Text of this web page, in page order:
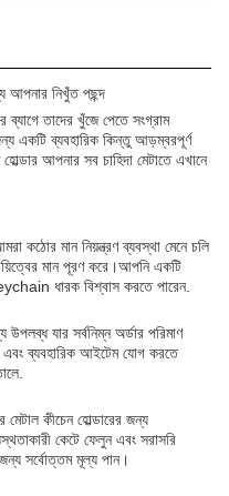
আপনার নিখুঁত পছন্দ
তাদের খুঁজে পেতে সংগ্রাম
একটি ব্যবহারিক কিন্তু আড়ম্বরপূর্ণ
আপনার সব চাহিদা মেটাতে এখানে
কঠোর মান নিয়ন্ত্রণ ব্যবস্থা মেনে চলি
মান পূরণ করে।আপনি একটি
ধারক বিশ্বাস করতে পারেন.
যার সর্বনিম্ন অর্ডার পরিমাণ
ব্যবহারিক আইটেম যোগ করতে
কীচেন হোল্ডারের জন্য
কেটে ফেলুন এবং সরাসরি
সর্বোত্তম মূল্য পান।